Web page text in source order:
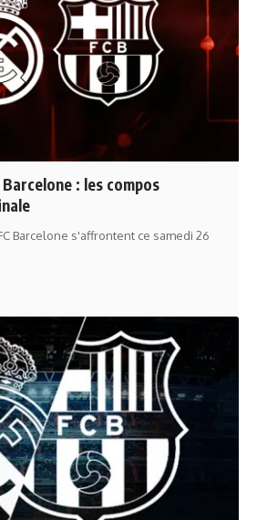
: les compos
Barcelone s'affrontent ce samedi 26